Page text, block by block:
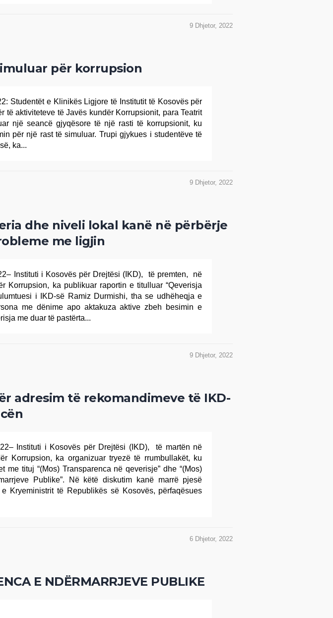
9 Dhjetor, 2022
për korrupsion
Studentët e Klinikës Ligjore të Institutit të Kosovës për
të aktiviteteve të Javës kundër Korrupsionit, para Teatrit
një seancë gjyqësore të një rasti të korrupsionit, ku
për një rast të simuluar. Trupi gjykues i studentëve të
ka...
9 Dhjetor, 2022
dhe niveli lokal kanë në përbërje
me ligjin
Instituti i Kosovës për Drejtësi (IKD), të premten, në
Korrupsion, ka publikuar raportin e titulluar “Qeverisja
i IKD-së Ramiz Durmishi, tha se udhëheqja e
me dënime apo aktakuza aktive zbeh besimin e
me duar të pastërta...
9 Dhjetor, 2022
adresim të rekomandimeve të IKD-
Instituti i Kosovës për Drejtësi (IKD), të martën në
Korrupsion, ka organizuar tryezë të rrumbullakët, ku
me tituj “(Mos) Transparenca në qeverisje” dhe “(Mos)
Publike”. Në këtë diskutim kanë marrë pjesë
Kryeministrit të Republikës së Kosovës, përfaqësues
6 Dhjetor, 2022
E NDËRMARRJEVE PUBLIKE